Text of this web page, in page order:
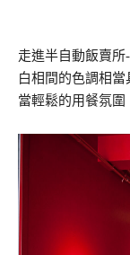
走進半自動飯賣
白相間的色調相
當輕鬆的用餐氛圍